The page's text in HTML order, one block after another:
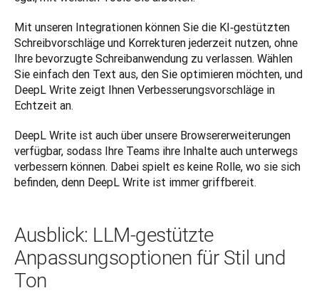
Mit unseren Integrationen können Sie die KI‑gestützten
Schreibvorschläge und Korrekturen jederzeit nutzen, ohne
Ihre bevorzugte Schreibanwendung zu verlassen. Wählen
Sie einfach den Text aus, den Sie optimieren möchten, und
DeepL Write zeigt Ihnen Verbesserungsvorschläge in
Echtzeit an.
DeepL Write ist auch über unsere Browsererweiterungen
verfügbar, sodass Ihre Teams ihre Inhalte auch unterwegs
verbessern können. Dabei spielt es keine Rolle, wo sie sich
befinden, denn DeepL Write ist immer griffbereit.
Ausblick: LLM‑gestützte
Anpassungsoptionen für Stil und
Ton